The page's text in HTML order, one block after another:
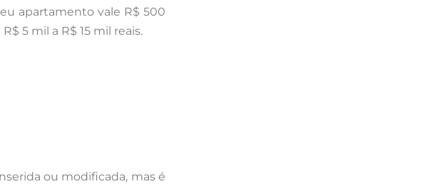
apartamento vale R$ 500
5 mil a R$ 15 mil reais.
ou modificada, mas é